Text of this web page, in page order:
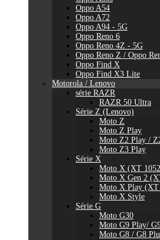
Oppo A54
Oppo A72
Oppo A94 - 5G
Oppo Reno 6
Oppo Reno 4Z - 5G
Oppo Reno Z / Oppo
Oppo Find X
Oppo Find X3 Lite
Motorola / Lenovo
série RAZR
RAZR 50 Ultra
Série Z (Lenovo)
Moto Z
Moto Z Play
Moto Z2 Play /
Moto Z3 Play
Série X
Moto X (XT
Moto X Gen 2
Moto X Play (XT
Moto X Style
Série G
Moto G30
Moto G9 Play/
Moto G8 / G8